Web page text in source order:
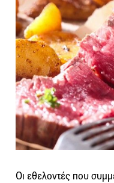
Οι εθελοντές που